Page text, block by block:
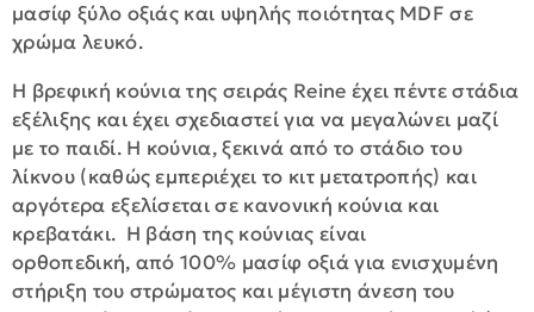
μασίφ ξύλο οξιάς και υψηλής ποιότητας MDF σε
χρώμα λευκό.
Η βρεφική κούνια της σειράς Reine έχει πέντε στάδια
εξέλιξης και έχει σχεδιαστεί για να μεγαλώνει μαζί
με το παιδί. Η κούνια, ξεκινά από το στάδιο του
λίκνου (καθώς εμπεριέχει το κιτ μετατροπής) και
αργότερα εξελίσεται σε κανονική κούνια και
κρεβατάκι. Η βάση της κούνιας είναι
ορθοπεδική, από 100% μασίφ οξιά για ενισχυμένη
στήριξη του στρώματος και μέγιστη άνεση του